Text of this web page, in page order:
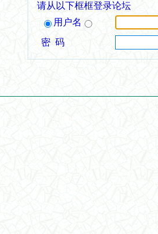
请从以下框框登录论坛
用户名
密 码